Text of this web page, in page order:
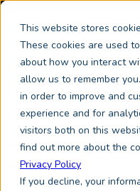
This website stores
These cookies are used
about how you interact
allow us to remember
in order to improve and
experience and for
visitors both on this
find out more about the
Privacy Policy
If you decline, your
Marketing para Educación
Acompañamiento de